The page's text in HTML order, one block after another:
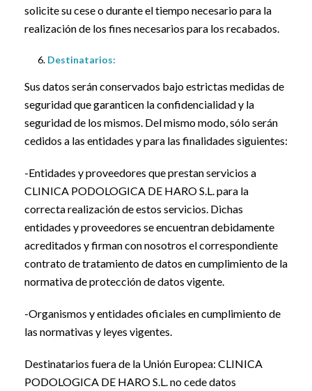
solicite su cese o durante el tiempo necesario para la
realización de los fines necesarios para los recabados.
Destinatarios:
Sus datos serán conservados bajo estrictas medidas de
seguridad que garanticen la confidencialidad y la
seguridad de los mismos. Del mismo modo, sólo serán
cedidos a las entidades y para las finalidades siguientes:
-Entidades y proveedores que prestan servicios a
CLINICA PODOLOGICA DE HARO S.L. para la
correcta realización de estos servicios. Dichas
entidades y proveedores se encuentran debidamente
acreditados y firman con nosotros el correspondiente
contrato de tratamiento de datos en cumplimiento de la
normativa de protección de datos vigente.
-Organismos y entidades oficiales en cumplimiento de
las normativas y leyes vigentes.
Destinatarios fuera de la Unión Europea: CLINICA
PODOLOGICA DE HARO S.L. no cede datos